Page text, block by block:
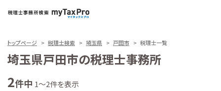
トップページ 税理士検索 埼玉県 戸田市 税理士一覧
埼玉県戸田市の税理士事務所
2件中 1～2件を表示